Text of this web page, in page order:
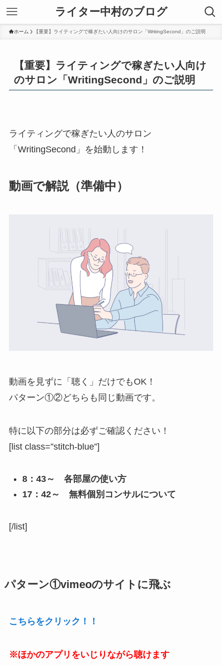
ライター中村のブログ
ホーム 【重要】ライティングで稼ぎたい人向けのサロン「WritingSecond」のご説明
【重要】ライティングで稼ぎたい人向け
のサロン「WritingSecond」のご説明
ライティングで稼ぎたい人のサロン
「WritingSecond」を始動します！
動画で解説（準備中）
動画を見ずに「聴く」だけでもOK！
パターン①②どちらも同じ動画です。
特に以下の部分は必ずご確認ください！
[list class=”stitch-blue”]
8：43～ 各部屋の使い方
17：42～ 無料個別コンサルについて
[/list]
パターン①vimeoのサイトに飛ぶ
こちらをクリック！！
※ほかのアプリをいじりながら聴けます